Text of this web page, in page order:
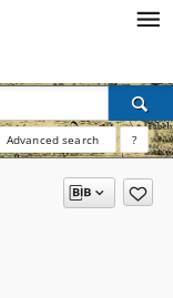
Advanced search ?